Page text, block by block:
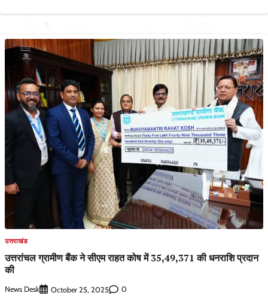
उत्तराखंड
उत्तरांचल ग्रामीण बैंक ने सीएम राहत कोष में 35,49,371 की धनराशि प्रदान
की
News Desk October 25, 2025 0